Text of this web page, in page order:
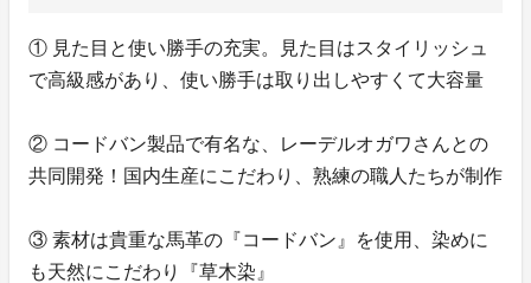
① 見た目と使い勝手の充実。見た目はスタイリッシュ
で高級感があり、使い勝手は取り出しやすくて大容量
② コードバン製品で有名な、レーデルオガワさんとの
共同開発！国内生産にこだわり、熟練の職人たちが制作
③ 素材は貴重な馬革の『コードバン』を使用、染めに
も天然にこだわり『草木染』